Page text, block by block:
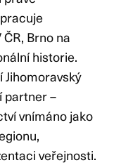
Brno na
historie.
partner –
vnímáno jako
veřejnosti.